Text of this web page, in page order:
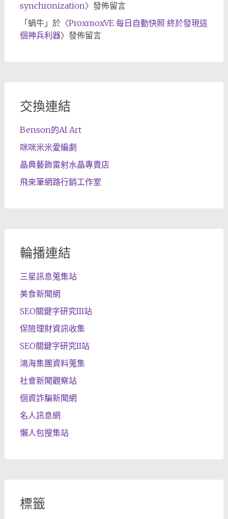
synchronization〉發佈留言
「 蝸牛」於〈ProxmoxVE 每日自動快照 終於發現這
個神兵利器〉發佈留言
交換連結
Benson的AI Art
咪咪米米愛編劇
晶典藝飾雷射水晶專賣店
飛來筆網路行銷工作室
輪播連結
三星訊息蒐集站
美食新聞網
SEO關鍵字研究III站
保險理財資訊收集
SEO關鍵字研究II站
鴻海集團資料蒐集
社會新聞觀察站
個資詐騙新聞網
名人訊息網
懶人包搜集站
標籤